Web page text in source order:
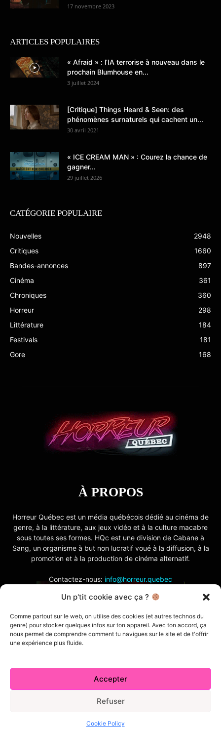
Un p'tit cookie avec ça ?
Comme partout sur le web, on utilise des cookies (et autres technos du
genre) pour stocker quelques infos sur ton appareil. Avec ton accord, ça
nous permet de comprendre comment tu navigues sur le site et de t'offrir
une expérience plus fluide.
Accepter
Refuser
Cookie Policy
17 novembre 2023
ARTICLES POPULAIRES
« Afraid » : l’IA terrorise à nouveau dans le
prochain Blumhouse en...
3 juillet 2024
[Critique] Things Heard & Seen: des
phénomènes surnaturels qui cachent un...
30 avril 2021
« ICE CREAM MAN » : Courez la chance de
gagner...
29 juillet 2026
CATÉGORIE POPULAIRE
Nouvelles
2948
Critiques
1660
Bandes-annonces
897
Cinéma
361
Chroniques
360
Horreur
298
Littérature
184
Festivals
181
Gore
168
À PROPOS
Horreur Québec est un média québécois dédié au cinéma de
genre, à la littérature, aux jeux vidéo et à la culture macabre
sous toutes ses formes. HQc est une division de Cabane à
Sang, un organisme à but non lucratif voué à la diffusion, à la
promotion et à la production de cinéma alternatif.
Contactez-nous: info@horreur.quebec
SUIVEZ NOUS
Index
© 2026 Horreur Québec. Tous droits réservés.